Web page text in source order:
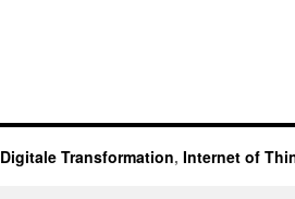
Digitale Transformation, Internet of